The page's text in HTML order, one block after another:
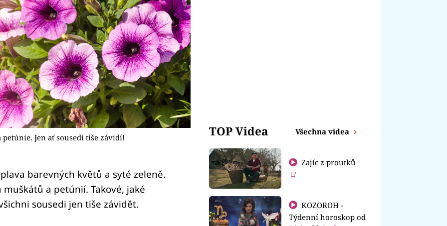
Jen ať sousedi tiše závidí!
barevných květů a syté zeleně.
a petúnií. Takové, jaké
sousedi jen tiše závidět.
TOP Videa Všechna videa
Zajíc z proutků
KOZOROH -
Týdenní horoskop od